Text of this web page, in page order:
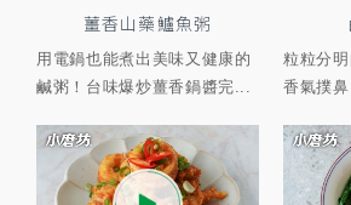
薑香山藥鱸魚粥
用電鍋也能煮出美味又健康的
鹹粥！台味爆炒薑香鍋醬完...
粒粒分
香氣撲